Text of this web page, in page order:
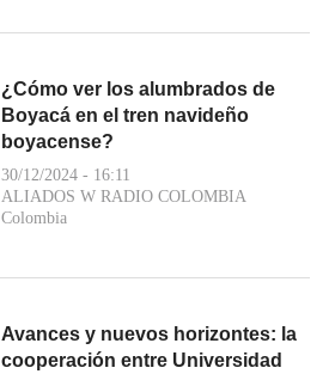
¿Cómo ver los alumbrados de
Boyacá en el tren navideño
boyacense?
30/12/2024 - 16:11
ALIADOS W RADIO COLOMBIA
Colombia
Avances y nuevos horizontes: la
cooperación entre Universidad